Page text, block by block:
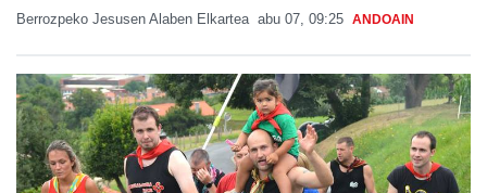
Berrozpeko Jesusen Alaben Elkartea abu 07, 09:25 ANDOAIN